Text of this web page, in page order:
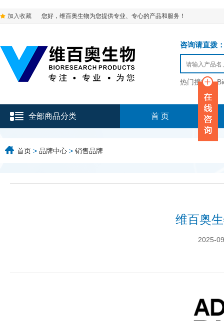
加入收藏 您好，维百奥生物为您提供专业、专心的产品和服务！
咨询请直拨
热门搜索：
全部商品分类 首 页
首页 > 品牌中心 > 销售品牌
维百奥
2025-